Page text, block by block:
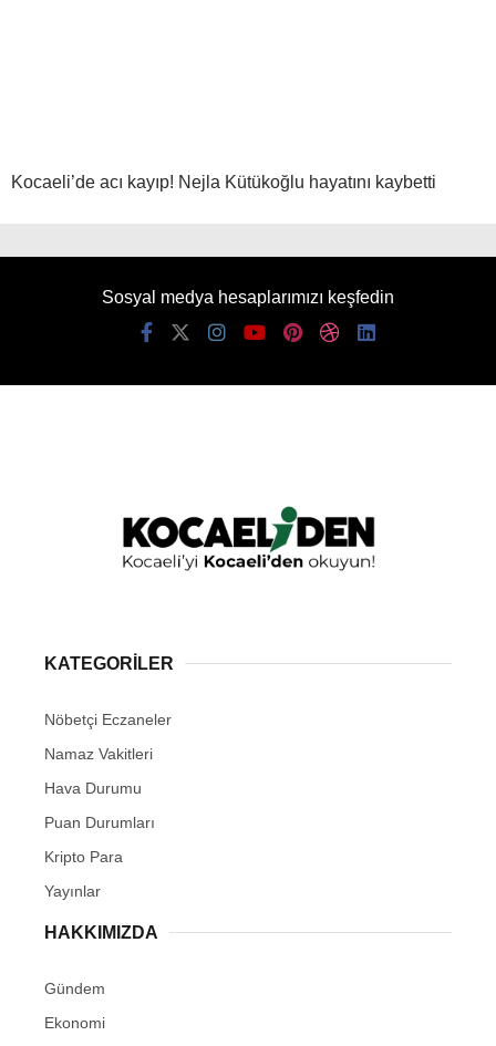
Kocaeli’de acı kayıp! Nejla Kütükoğlu hayatını kaybetti
Sosyal medya hesaplarımızı keşfedin
KATEGORİLER
Nöbetçi Eczaneler
Namaz Vakitleri
Hava Durumu
Puan Durumları
Kripto Para
Yayınlar
HAKKIMIZDA
Gündem
Ekonomi